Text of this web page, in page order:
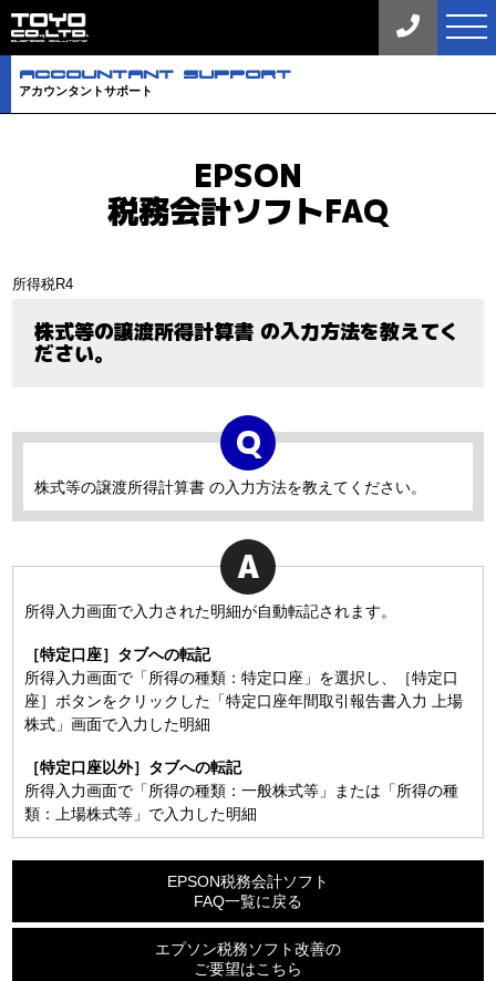
aCCOuNTaNT SuPPORT
アカウンタントサポート
EPSON
税務会計ソフトFAQ
所得税R4
株式等の譲渡所得計算書 の入力方法を教えてく
ださい。
株式等の譲渡所得計算書 の入力方法を教えてください。
所得入力画面で入力された明細が自動転記されます。
［特定口座］タブへの転記
所得入力画面で「所得の種類：特定口座」を選択し、［特定口
座］ボタンをクリックした「特定口座年間取引報告書入力 上場
株式」画面で入力した明細
［特定口座以外］タブへの転記
所得入力画面で「所得の種類：一般株式等」または「所得の種
類：上場株式等」で入力した明細
EPSON税務会計ソフト
FAQ一覧に戻る
エプソン税務ソフト改善の
ご要望はこちら